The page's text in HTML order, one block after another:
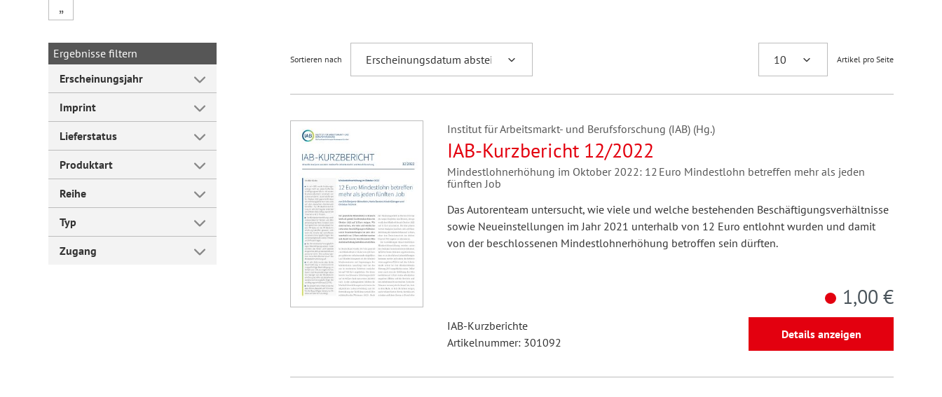
Forum Arbeitslehre
„
Ergebnisse filtern
Erscheinungsjahr
Imprint
Lieferstatus
Produktart
Reihe
Typ
Zugang
Sortieren nach Artikel pro Seite
Institut für Arbeitsmarkt- und Berufsforschung (IAB) (Hg.)
IAB-Kurzbericht 12/2022
Mindestlohnerhöhung im Oktober 2022: 12 Euro Mindestlohn betreffen mehr als jeden
fünften Job
Das Autorenteam untersucht, wie viele und welche bestehenden Beschäftigungsverhältnisse
sowie Neueinstellungen im Jahr 2021 unterhalb von 12 Euro entlohnt wurden und damit
von der beschlossenen Mindestlohnerhöhung betroffen sein dürften.
IAB-Kurzberichte
Artikelnummer: 301092
1,00 €
Details anzeigen